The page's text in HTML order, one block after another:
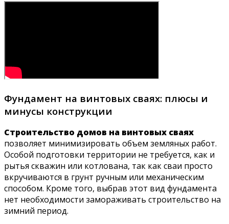
Фундамент на винтовых сваях: плюсы и
минусы конструкции
Строительство домов на винтовых сваях
позволяет минимизировать объем земляных работ.
Особой подготовки территории не требуется, как и
рытья скважин или котлована, так как сваи просто
вкручиваются в грунт ручным или механическим
способом. Кроме того, выбрав этот вид фундамента
нет необходимости замораживать строительство на
зимний период.